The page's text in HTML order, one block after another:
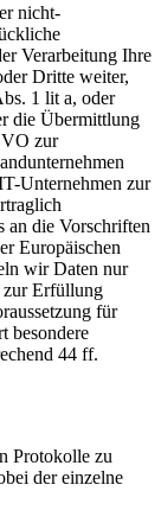
nicht-
Verarbeitung Ihre
Dritte weiter,
1 lit a, oder
die Übermittlung
zur
Unternehmen zur
an die Vorschriften
Europäischen
wir Daten nur
zur Erfüllung
für
besondere
44 ff.
Protokolle zu
der einzelne